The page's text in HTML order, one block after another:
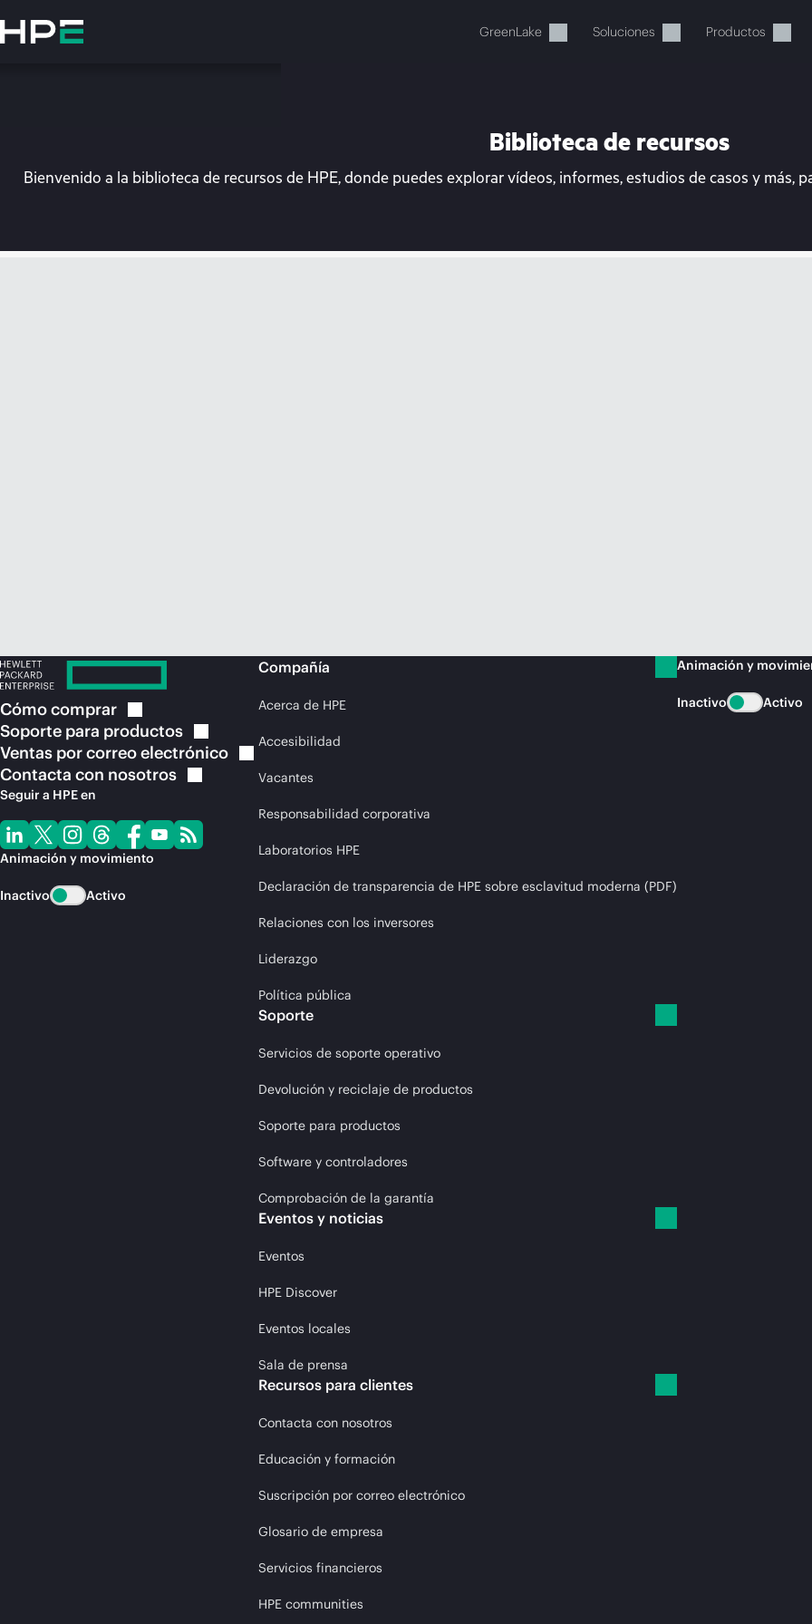
al
contenido
GreenLake Soluciones Productos
En estos momentos, tu cesta está
Biblioteca de recursos
Bienvenido a la biblioteca de recursos de HPE, donde puedes explorar vídeos, informes, estudios de casos y más,
Cómocomprar
Soporte para productos
Ventas por correoelectrónico
Contacta con nosotros
Seguir a HPE en
Animación y movimiento
Inactivo Activo
Compañía
Acerca de HPE
Accesibilidad
Vacantes
Responsabilidad corporativa
Laboratorios HPE
Declaración de transparencia de HPE sobre esclavitud moderna (PDF)
Relaciones con los inversores
Liderazgo
Política pública
Soporte
Servicios de soporte operativo
Devolución y reciclaje de productos
Soporte para productos
Software y controladores
Comprobación de la garantía
Eventos y noticias
Eventos
HPE Discover
Eventos locales
Sala de prensa
Recursos para clientes
Contacta con nosotros
Educación y formación
Suscripción por correo electrónico
Glosario de empresa
Servicios financieros
HPE communities
Animación y
Inactivo Activo